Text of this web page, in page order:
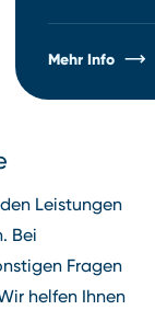
Mehr Info
Leistungen
Bei
Fragen
helfen Ihnen